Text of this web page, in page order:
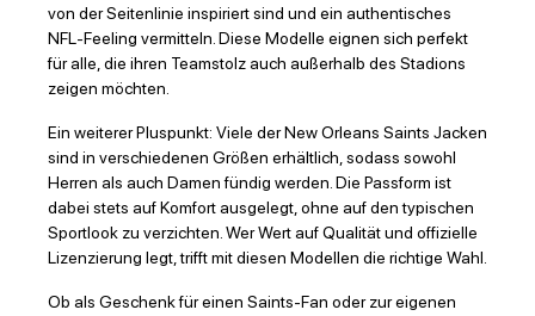
von der Seitenlinie inspiriert sind und ein authentisches
NFL-Feeling vermitteln. Diese Modelle eignen sich perfekt
für alle, die ihren Teamstolz auch außerhalb des Stadions
zeigen möchten.
Ein weiterer Pluspunkt: Viele der New Orleans Saints Jacken
sind in verschiedenen Größen erhältlich, sodass sowohl
Herren als auch Damen fündig werden. Die Passform ist
dabei stets auf Komfort ausgelegt, ohne auf den typischen
Sportlook zu verzichten. Wer Wert auf Qualität und offizielle
Lizenzierung legt, trifft mit diesen Modellen die richtige Wahl.
Ob als Geschenk für einen Saints-Fan oder zur eigenen